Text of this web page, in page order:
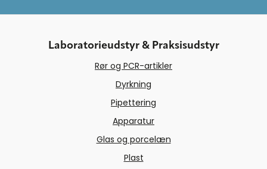
Laboratorieudstyr & Praksisudstyr
Rør og PCR-artikler
Dyrkning
Pipettering
Apparatur
Glas og porcelæn
Plast